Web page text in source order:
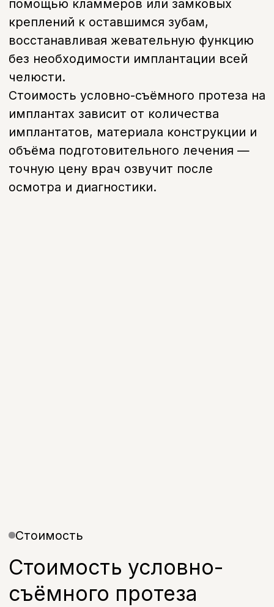
А16.07.035.001
Протезирование частичными
съемными пластиночными
20 000 руб.
А16.07.006.007
Протезирование зуба с
использованием имплантата (
акрила)
170 000 руб.